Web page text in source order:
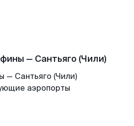
— Сантьяго (Чили)
— Сантьяго (Чили)
аэропорты